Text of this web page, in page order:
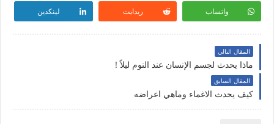
واتساب ريدايت لينكدين
المقال التالي
ماذا يحدث لجسم الإنسان عند النوم ليلاً !
المقال السابق
كيف يحدث الاغماء وماهي اعراضه